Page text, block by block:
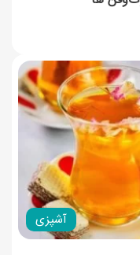
آشپزی